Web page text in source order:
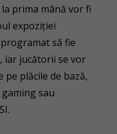
prima mână vor fi
expoziției
să fie
iar jucătorii se vor
pe plăcile de bază,
sau